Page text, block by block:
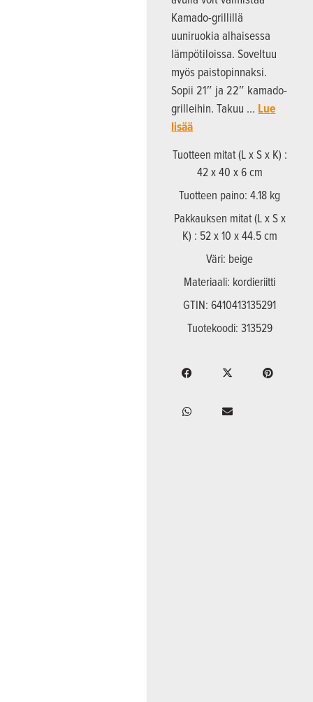
Kamado-grillillä
uuniruokia alhaisessa
lämpötiloissa. Soveltuu
myös paistopinnaksi.
Sopii 21″ ja 22″ kamado-
grilleihin. Takuu … Lue
lisää
Tuotteen mitat (L x S x K) :
42 x 40 x 6 cm
Tuotteen paino: 4.18 kg
Pakkauksen mitat (L x S x
K) : 52 x 10 x 44.5 cm
Väri: beige
Materiaali: kordieriitti
GTIN: 6410413135291
Tuotekoodi: 313529